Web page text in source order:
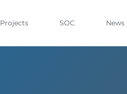
Projects SOC News